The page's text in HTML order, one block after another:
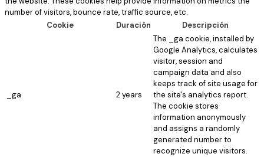
number of visitors, bounce rate, traffic source, etc.
Cookie
Duración Descripción
_ga 2 years
The _ga cookie, installed by
Google Analytics, calculates
visitor, session and
campaign data and also
keeps track of site usage for
the site's analytics report.
The cookie stores
information anonymously
and assigns a randomly
generated number to
recognize unique visitors.